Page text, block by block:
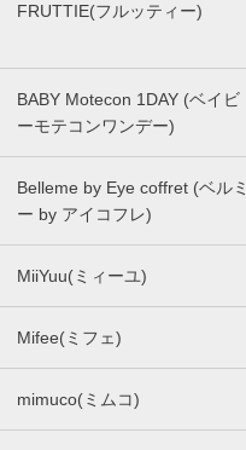
FRUTTIE(フルッティー)
BABY Motecon 1DAY (ベイビ
ーモテコンワンデー)
Belleme by Eye coffret (ベルミ
ー by アイコフレ)
MiiYuu(ミィーユ)
Mifee(ミフェ)
mimuco(ミムコ)